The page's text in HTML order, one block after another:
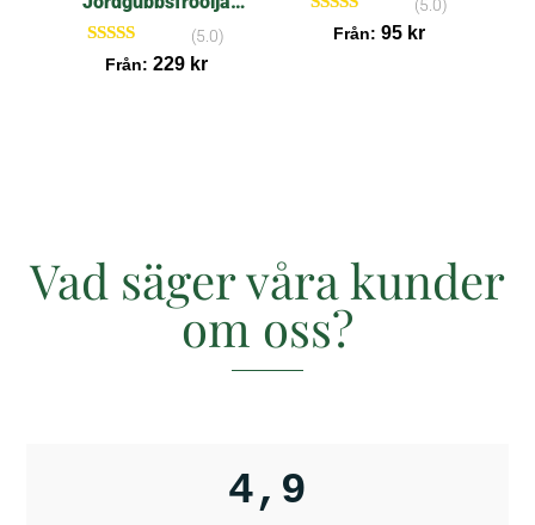
(100%)
Betygsatt
5.00
(5.0)
Från: 229 kr
Betygsatt
5.00
(5.0)
Från: 95 kr
Vad säger våra kunder
om oss?
4,9